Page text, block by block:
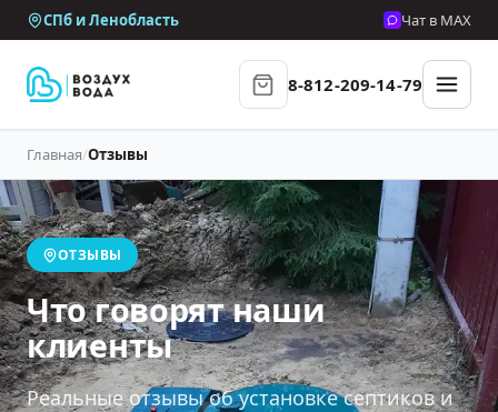
СПб и Ленобласть Чат в MAX
8-812-209-14-79
Главная/Отзывы
ОТЗЫВЫ
Что говорят наши
клиенты
Реальные отзывы об установке септиков и